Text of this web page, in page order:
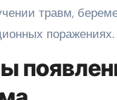
травм,
поражениях.